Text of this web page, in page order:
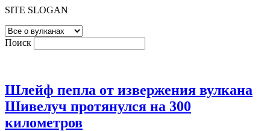
SITE SLOGAN
Поиск
Шлейф пепла от извержения вулкана
Шивелуч протянулся на 300
километров